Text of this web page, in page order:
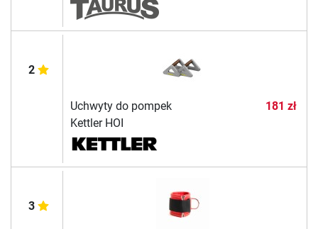
2
Uchwyty do pompek
Kettler HOI
181 zł
3